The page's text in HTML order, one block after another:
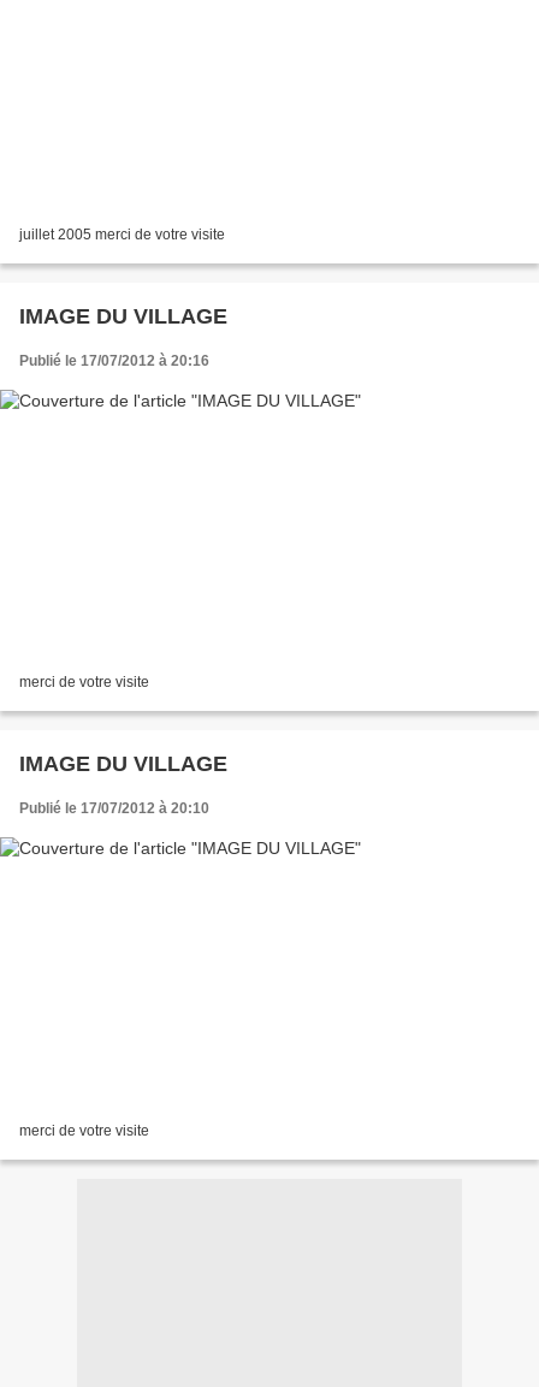
juillet 2005 merci de votre visite
IMAGE DU VILLAGE
Publié le 17/07/2012 à 20:16
merci de votre visite
IMAGE DU VILLAGE
Publié le 17/07/2012 à 20:10
merci de votre visite